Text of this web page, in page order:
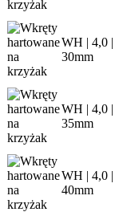
WH | 4,0 |
30mm
WH | 4,0 |
35mm
WH | 4,0 |
40mm